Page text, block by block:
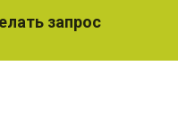
запрос